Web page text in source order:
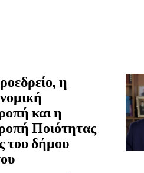
η
και η
Ποιότητας
του δήμου